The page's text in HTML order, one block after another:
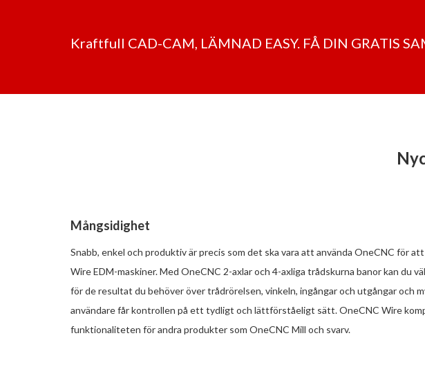
Kraftfull CAD-CAM, LÄMNAD EASY. FÅ DIN GRATIS
Mångsidighet
Snabb, enkel och produktiv är precis som det ska vara att använda OneCNC för
Wire EDM-maskiner. Med OneCNC 2-axlar och 4-axliga trådskurna banor kan du
för de resultat du behöver över trådrörelsen, vinkeln, ingångar och utgångar och
användare får kontrollen på ett tydligt och lättförståeligt sätt. OneCNC Wire
funktionaliteten för andra produkter som OneCNC Mill och svarv.